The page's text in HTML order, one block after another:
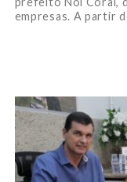
empresas. A partir